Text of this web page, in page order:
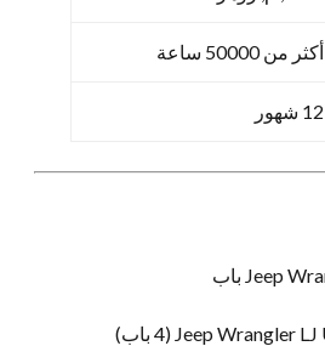
أكثر من 50000 ساعة
12 شهور